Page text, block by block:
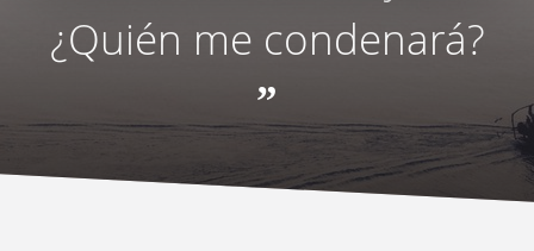
¿Quién me condenará?
”